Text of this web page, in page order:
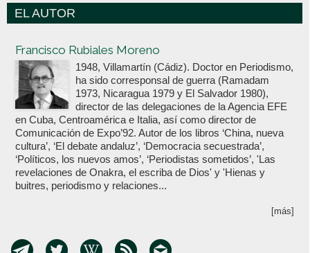
EL AUTOR
Francisco Rubiales Moreno
1948, Villamartín (Cádiz). Doctor en Periodismo,
ha sido corresponsal de guerra (Ramadam
1973, Nicaragua 1979 y El Salvador 1980),
director de las delegaciones de la Agencia EFE
en Cuba, Centroamérica e Italia, así como director de
Comunicación de Expo’92. Autor de los libros ‘China, nueva
cultura’, ‘El debate andaluz’, ‘Democracia secuestrada’,
‘Políticos, los nuevos amos’, ‘Periodistas sometidos’, 'Las
revelaciones de Onakra, el escriba de Dios' y 'Hienas y
buitres, periodismo y relaciones...
[más]